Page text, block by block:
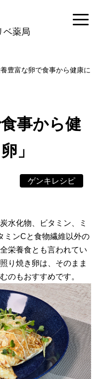
ベ薬局
豊富な卵で食事から健康に
事から健
」
ゲンキレシピ
水化物、ビタミン、ミ
ミンCと食物繊維以外の
栄養食とも言われてい
り焼き卵は、そのまま
のもおすすめです。